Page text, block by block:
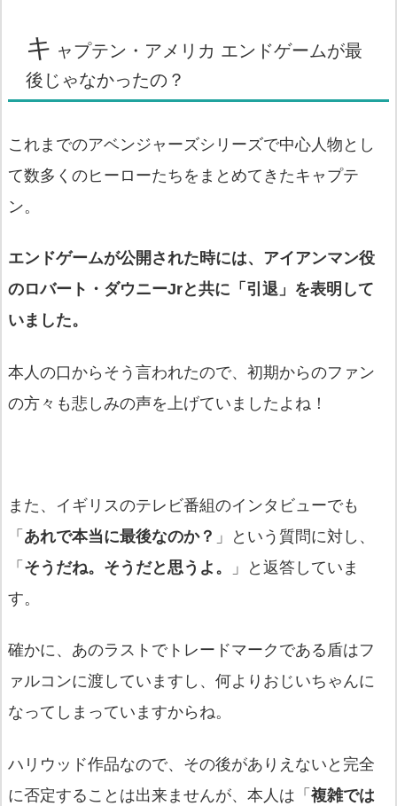
キ ャプテン・アメリカ エンドゲームが最
後じゃなかったの？
これまでのアベンジャーズシリーズで中心人物とし
て数多くのヒーローたちをまとめてきたキャプテ
ン。
エンドゲームが公開された時には、アイアンマン役
のロバート・ダウニーJrと共に「引退」を表明して
いました。
本人の口からそう言われたので、初期からのファン
の方々も悲しみの声を上げていましたよね！
また、イギリスのテレビ番組のインタビューでも
「 あれで本当に最後なのか？ 」という質問に対し、
「 そうだね。そうだと思うよ。
」と返答していま
す。
確かに、あのラストでトレードマークである盾はフ
ァルコンに渡していますし、何よりおじいちゃんに
なってしまっていますからね。
ハリウッド作品なので、その後がありえないと完全
に否定することは出来ませんが、本人は「 複雑では